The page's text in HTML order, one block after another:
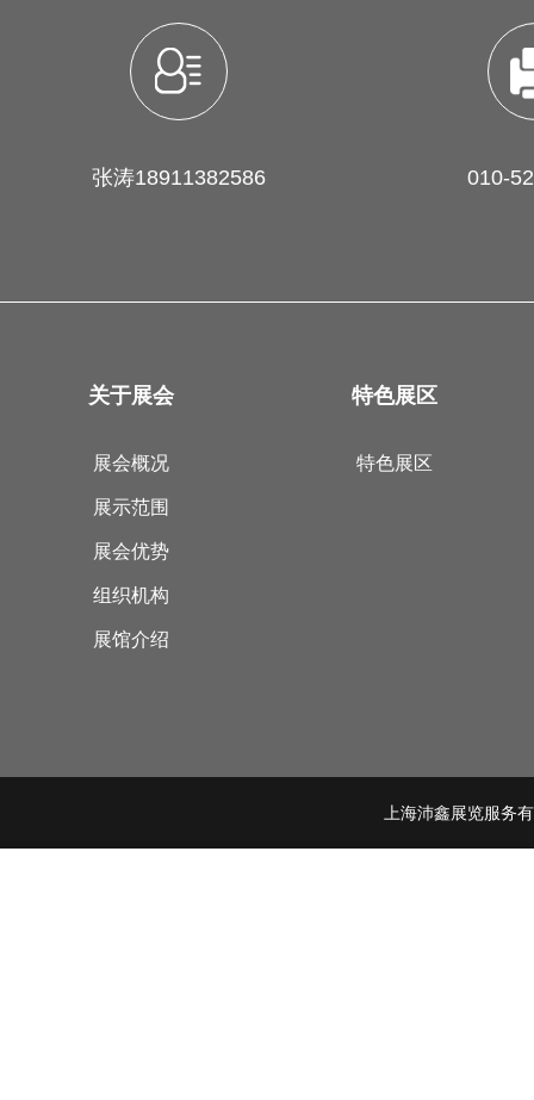
张涛18911382586 010-
关于展会
展会概况
展示范围
展会优势
组织机构
展馆介绍
特色展区
特色展区
上海沛鑫展览服